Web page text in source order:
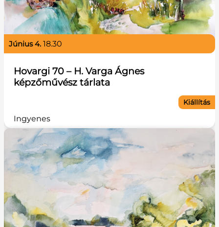
Hovargi 70 – H. Varga Ágnes
képzőművész tárlata
június 4. 18.30
Ingyenes
Kiállítás